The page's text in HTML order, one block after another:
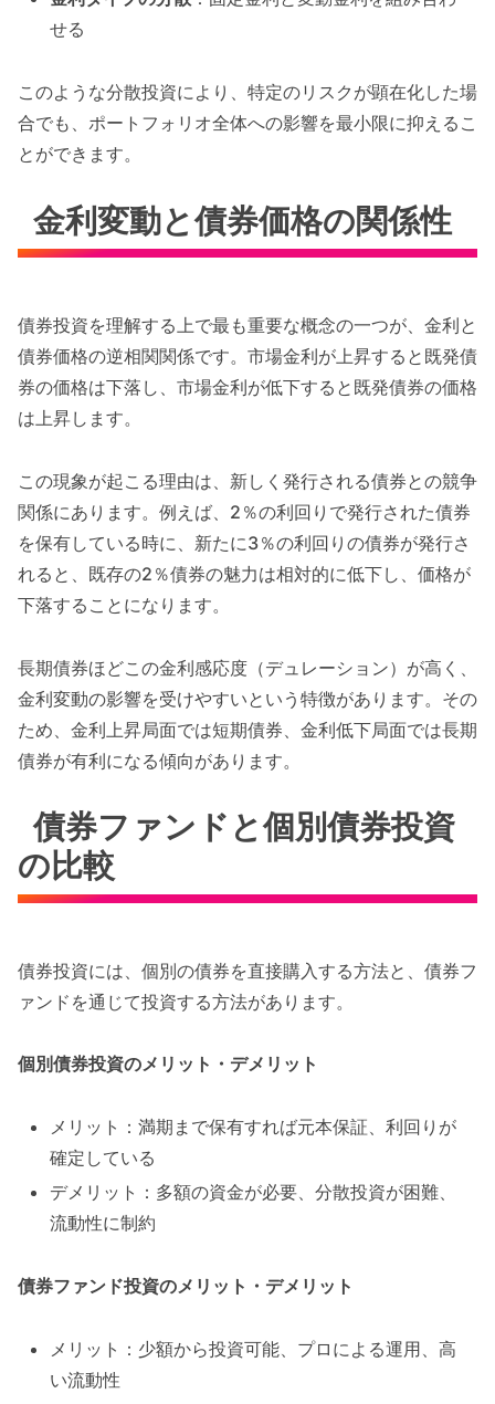
せる
このような分散投資により、特定のリスクが顕在化した場
合でも、ポートフォリオ全体への影響を最小限に抑えるこ
とができます。
金利変動と債券価格の関係性
債券投資を理解する上で最も重要な概念の一つが、金利と
債券価格の逆相関関係です。市場金利が上昇すると既発債
券の価格は下落し、市場金利が低下すると既発債券の価格
は上昇します。
この現象が起こる理由は、新しく発行される債券との競争
関係にあります。例えば、2％の利回りで発行された債券
を保有している時に、新たに3％の利回りの債券が発行さ
れると、既存の2％債券の魅力は相対的に低下し、価格が
下落することになります。
長期債券ほどこの金利感応度（デュレーション）が高く、
金利変動の影響を受けやすいという特徴があります。その
ため、金利上昇局面では短期債券、金利低下局面では長期
債券が有利になる傾向があります。
債券ファンドと個別債券投資
の比較
債券投資には、個別の債券を直接購入する方法と、債券フ
ァンドを通じて投資する方法があります。
個別債券投資のメリット・デメリット
メリット：満期まで保有すれば元本保証、利回りが
確定している
デメリット：多額の資金が必要、分散投資が困難、
流動性に制約
債券ファンド投資のメリット・デメリット
メリット：少額から投資可能、プロによる運用、高
い流動性